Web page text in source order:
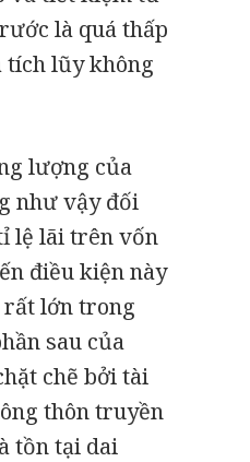
là quá thấp
tích lũy không
lượng của
như vậy đối
lệ lãi trên vốn
điều kiện này
rất lớn trong
sau của
chẽ bởi tài
thôn truyền
tồn tại dai